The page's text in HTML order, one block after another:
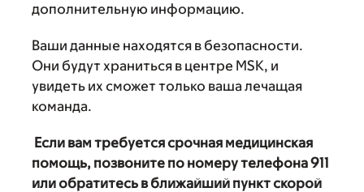
дополнительную информацию.
Ваши данные находятся в безопасности.
Они будут храниться в центре MSK, и
увидеть их сможет только ваша лечащая
команда.
Если вам требуется срочная медицинская
помощь, позвоните по номеру телефона 911
или обратитесь в ближайший пункт скорой